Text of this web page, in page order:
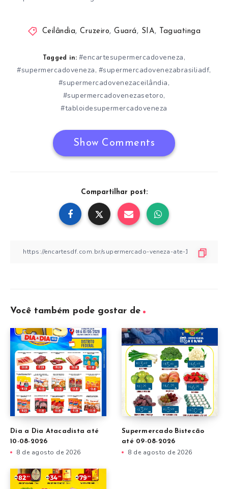
Ceilândia, Cruzeiro, Guará , SIA, Taguatinga
Tagged in: #encartesupermercadoveneza,
#supermercadoveneza, #supermercadovenezabrasiliadf,
#supermercadovenezaceilândia,
#supermercadovenezasetoro,
#tabloidesupermercadoveneza
Show Comments
Compartilhar post:
Você também pode gostar de
Dia a Dia Atacadista até
10-08-2026
8 de agosto de 2026
Supermercado Bistecão
até 09-08-2026
8 de agosto de 2026